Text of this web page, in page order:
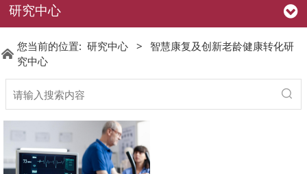
研究中心
您当前的位置: 研究中心 >
智慧康复及创新老龄健康转化研
究中心